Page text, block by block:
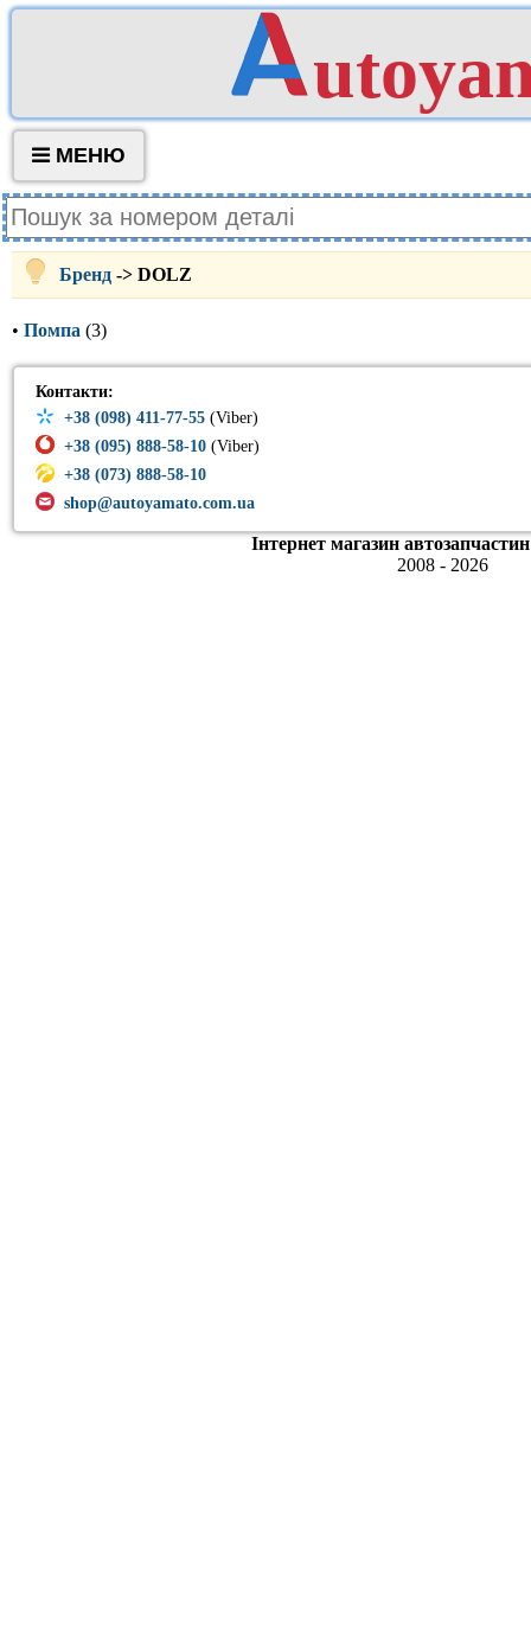
МЕНЮ
Бренд -> DOLZ
• Помпа (3)
Контакти:
+38 (098) 411-77-55 (Viber)
+38 (095) 888-58-10 (Viber)
+38 (073) 888-58-10
shop@autoyamato.com.ua
Інтернет магазин
2008 - 2026